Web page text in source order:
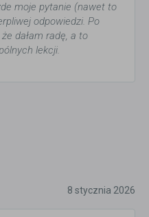
moje pytanie (nawet to
odpowiedzi. Po
dałam radę, a to
lekcji.
8 stycznia 2026